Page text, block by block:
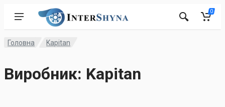
0
Головна Kapitan
Виробник: Kapitan